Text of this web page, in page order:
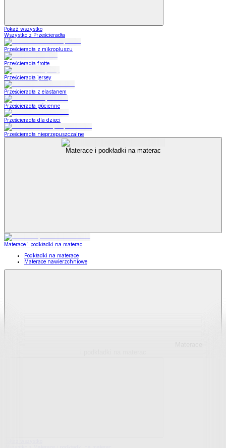
Pokaż wszystko
Wszystko z Prześcieradła
Prześcieradła z mikropluszu
Prześcieradła frotte
Prześcieradła jersey
Prześcieradła z elastanem
Prześcieradła płócienne
Prześcieradła dla dzieci
Prześcieradła nieprzepuszczalne
Materace i podkładki na materac
Materace i podkładki na materac
Podkładki na materace
Materace nawierzchniowe